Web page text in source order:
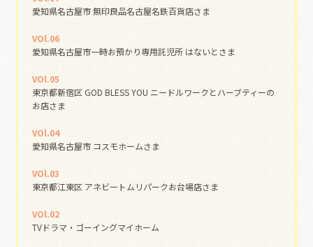
愛知県名古屋市 無印良品名古屋名鉄百貨店さま
VOl.06
愛知県名古屋市一時お預かり専用託児所 はないとさま
VOl.05
東京都新宿区 GOD BLESS YOU ニードルワークとハーブティーの
お店さま
VOl.04
愛知県名古屋市 コスモホームさま
VOl.03
東京都江東区 アネビートムリパークお台場店さま
VOl.02
TVドラマ・ゴーイングマイホーム